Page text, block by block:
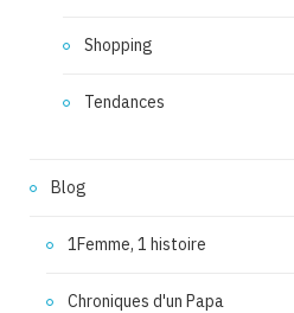
Shopping
Tendances
Blog
1Femme, 1 histoire
Chroniques d'un Papa